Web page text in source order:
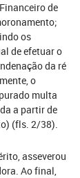
de
os
de efetuar o
da ré
o
multa
a partir de
(fls. 2/38).
asseverou
Ao final,